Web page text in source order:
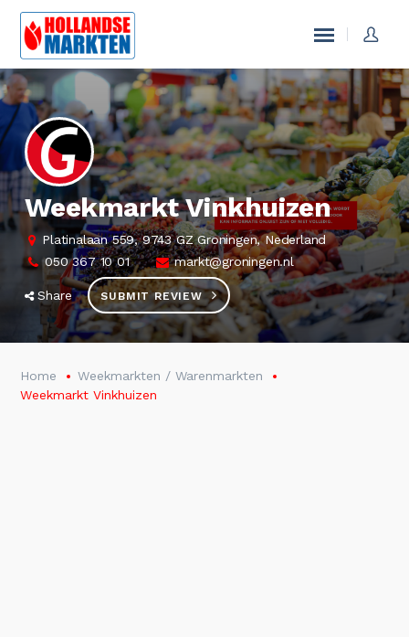
Weekmarkt Vinkhuizen
Platinalaan 559, 9743 GZ Groningen, Nederland
050 367 10 01
markt@groningen.nl
Share SUBMIT REVIEW
Home
Weekmarkten / Warenmarkten
Weekmarkt Vinkhuizen